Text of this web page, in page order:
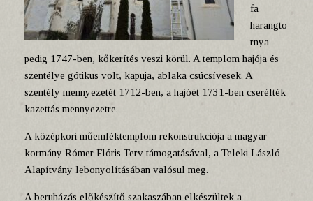
fa
harangto
rnya
pedig 1747-ben, kőkerítés veszi körül. A templom hajója és
szentélye gótikus volt, kapuja, ablaka csúcsívesek. A
szentély mennyezetét 1712-ben, a hajóét 1731-ben cserélték
kazettás mennyezetre.
A középkori műemléktemplom rekonstrukciója a magyar
kormány Rómer Flóris Terv támogatásával, a Teleki László
Alapítvány lebonyolításában valósul meg.
A beruházás előkészítő szakaszában elkészültek a